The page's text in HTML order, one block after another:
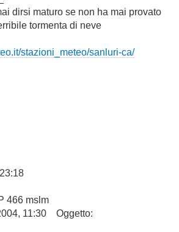
dirsi maturo se non ha mai provato
tormenta di neve
stazioni_meteo/sanluri-ca/
466 mslm
11:30 Oggetto: